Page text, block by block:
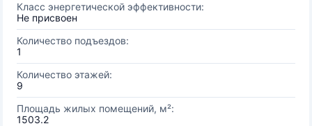
Класс энергетической эффективности:
Не присвоен
Количество подъездов:
1
Количество этажей:
9
Площадь жилых помещений, м²:
1503.2